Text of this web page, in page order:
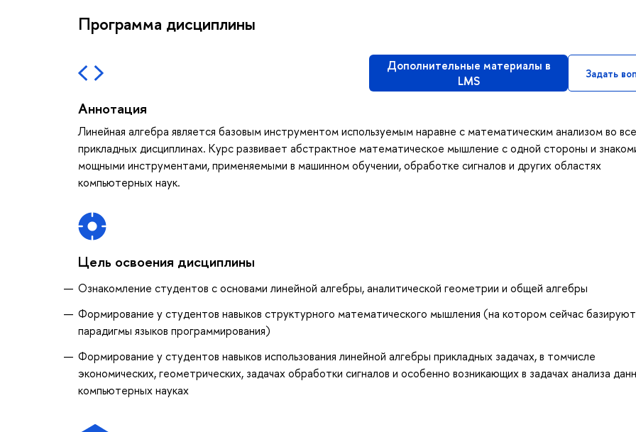
Программа дисциплины
Дополнительные материалы в
LMS
Задать
Аннотация
Линейная алгебра является базовым инструментом используемым наравне с математическим анализом во
прикладных дисциплинах. Курс развивает абстрактное математическое мышление с одной стороны и
мощными инструментами, применяемыми в машинном обучении, обработке сигналов и других областях
компьютерных наук.
Цель освоения дисциплины
Ознакомление студентов с основами линейной алгебры, аналитической геометрии и общей алгебры
Формирование у студентов навыков структурного математического мышления (на котором сейчас
парадигмы языков программирования)
Формирование у студентов навыков использования линейной алгебры прикладных задачах, в томчисле
экономических, геометрических, задачах обработки сигналов и особенно возникающих в задачах анализа
компьютерных науках